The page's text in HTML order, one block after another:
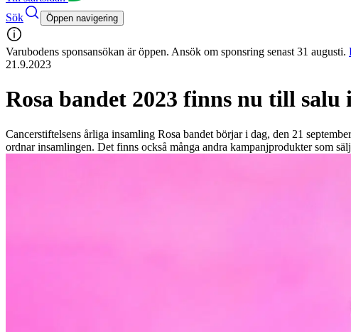
Sök
Öppen navigering
Varubodens sponsansökan är öppen. Ansök om sponsring senast 31 augusti.
21.9.2023
Rosa bandet 2023 finns nu till salu
Cancerstiftelsens årliga insamling Rosa bandet börjar i dag, den 21
ordnar insamlingen. Det finns också många andra kampanjprodukter som